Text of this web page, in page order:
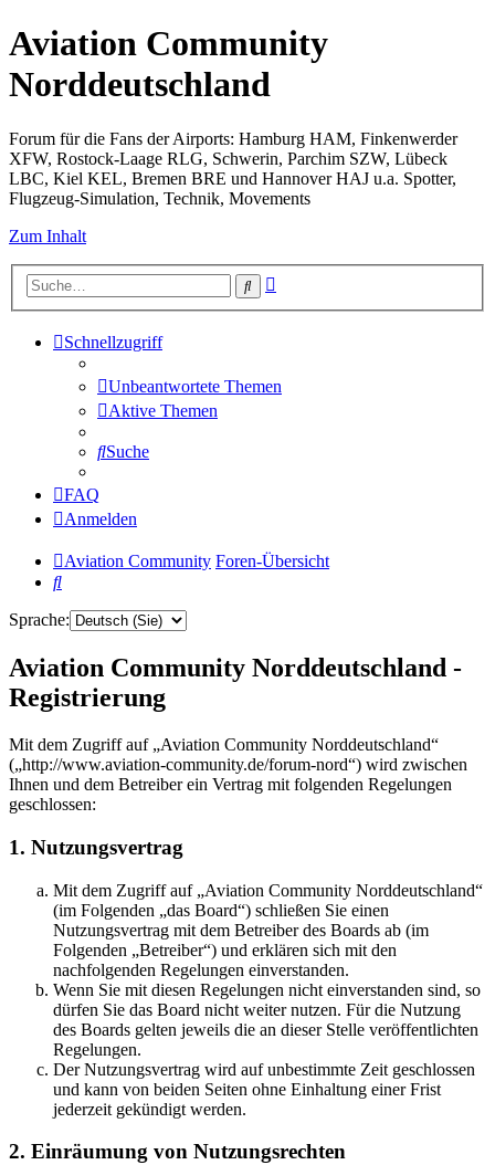
Aviation Community
Norddeutschland
Forum für die Fans der Airports: Hamburg HAM, Finkenwerder
XFW, Rostock-Laage RLG, Schwerin, Parchim SZW, Lübeck
LBC, Kiel KEL, Bremen BRE und Hannover HAJ u.a. Spotter,
Flugzeug-Simulation, Technik, Movements
Zum Inhalt
Suche
Schnellzugriff
Unbeantwortete Themen
Aktive Themen
Suche
FAQ
Anmelden
Aviation Community Foren-Übersicht
Suche
Sprache:
Aviation Community Norddeutschland -
Registrierung
Mit dem Zugriff auf „Aviation Community Norddeutschland“
(„http://www.aviation-community.de/forum-nord“) wird zwischen
Ihnen und dem Betreiber ein Vertrag mit folgenden Regelungen
geschlossen:
1. Nutzungsvertrag
Mit dem Zugriff auf „Aviation Community Norddeutschland“
(im Folgenden „das Board“) schließen Sie einen
Nutzungsvertrag mit dem Betreiber des Boards ab (im
Folgenden „Betreiber“) und erklären sich mit den
nachfolgenden Regelungen einverstanden.
Wenn Sie mit diesen Regelungen nicht einverstanden sind, so
dürfen Sie das Board nicht weiter nutzen. Für die Nutzung
des Boards gelten jeweils die an dieser Stelle veröffentlichten
Regelungen.
Der Nutzungsvertrag wird auf unbestimmte Zeit geschlossen
und kann von beiden Seiten ohne Einhaltung einer Frist
jederzeit gekündigt werden.
2. Einräumung von Nutzungsrechten